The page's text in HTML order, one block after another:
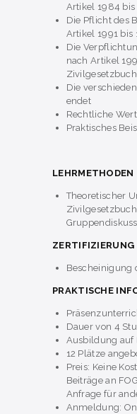
Artikel 1984
Die Pflicht des
Artikel 1991 bis
Die
nach Artikel
Die
endet
Rechtliche
Praktisches
LEHRMETHODEN
Theoretischer
ZERTIFIZIERUNG
Bescheinigung
PRAKTISCHE
Dauer von 4
Ausbildung auf
12 Plätze
Preis: Keine
Beiträge an
Anfrage für
Anmeldung: